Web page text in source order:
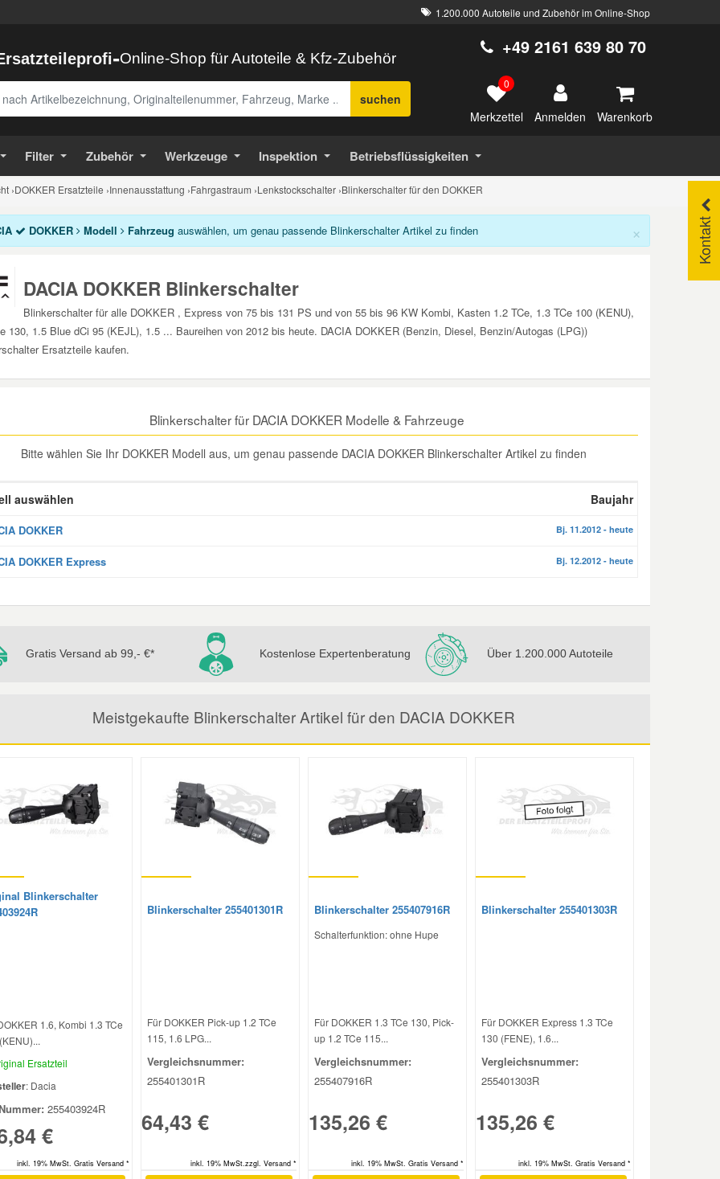
1.200.000 Autoteile und Zubehör im Online-Shop
-Online-Shop für Autoteile & Kfz-Zubehör
suchen
+49 2161 639 80 70
0
Merkzettel Anmelden Warenkorb
Filter Zubehör Werkzeuge Inspektion Betriebsflüssigkeiten
›DOKKER Ersatzteile ›Innenausstattung ›Fahrgastraum ›Lenkstockschalter ›Blinkerschalter für den DOKKER
Kontakt
×
DOKKER Modell Fahrzeug auswählen, um genau passende Blinkerschalter Artikel zu finden
DACIA DOKKER Blinkerschalter
Blinkerschalter für alle DOKKER , Express von 75 bis 131 PS und von 55 bis 96 KW Kombi, Kasten 1.2 TCe, 1.3 TCe 100 (KENU),
130, 1.5 Blue dCi 95 (KEJL), 1.5 ... Baureihen von 2012 bis heute. DACIA DOKKER (Benzin, Diesel, Benzin/Autogas (LPG))
Ersatzteile kaufen.
Blinkerschalter für DACIA DOKKER Modelle & Fahrzeuge
Bitte wählen Sie Ihr DOKKER Modell aus, um genau passende DACIA DOKKER Blinkerschalter Artikel zu finden
auswählen Baujahr
DOKKER Bj. 11.2012 - heute
DOKKER Express Bj. 12.2012 - heute
Gratis Versand ab 99,- €* Kostenlose Expertenberatung Über 1.200.000 Autoteile
Meistgekaufte Blinkerschalter Artikel für den DACIA DOKKER
Blinkerschalter
1.6, Kombi 1.3 TCe
Ersatzteil
: Dacia
255403924R
€
inkl. 19% MwSt. Gratis Versand *
Blinkerschalter 255401301R
Für DOKKER Pick-up 1.2 TCe
115, 1.6 LPG...
Vergleichsnummer:
255401301R
64,43 €
inkl. 19% MwSt.zzgl. Versand *
Blinkerschalter 255407916R
Schalterfunktion: ohne Hupe
Für DOKKER 1.3 TCe 130, Pick-
up 1.2 TCe 115...
Vergleichsnummer:
255407916R
135,26 €
inkl. 19% MwSt. Gratis Versand *
Blinkerschalter 255401303R
Für DOKKER Express 1.3 TCe
130 (FENE), 1.6...
Vergleichsnummer:
255401303R
135,26 €
inkl. 19% MwSt. Gratis Versand *